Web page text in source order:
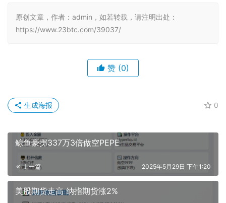
原创文章，作者：admin，如若转载，请注明出处：
https://www.23btc.com/39037/
赞 (0)
0
生成海报
鲸鱼豪掷337万3倍做空PEPE
上一篇 2025年5月29日 下午1:20
美股期货走高 纳指期货涨2%